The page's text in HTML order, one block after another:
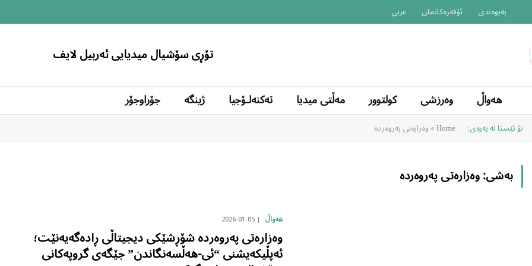
پەیوەندی ئۆفەرەکانمان عربي
تۆڕی سۆشیال میدیایی ئەربیل لایف
هەواڵ وەرزشی کولتوور مەڵتی میدیا تەکنەلۆجیا ژینگە جۆراوجۆر
تۆ ئێستا لە پەرەی: Home
»وەزارەتی پەروەردە
بەشی:وەزارەتی پەروەردە
هەواڵ 2026-01-05
وەزارەتی پەروەردە شۆڕشێکی دیجیتاڵی ڕادەگەیەنێت؛
ئەپڵیکەیشنی “ئی-هەڵسەنگاندن” جێگەی گروپەکانی